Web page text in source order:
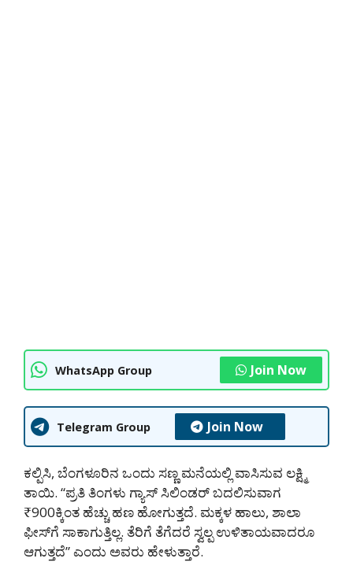
WhatsApp Group Join Now
Telegram Group Join Now
ಕಲ್ಪಿಸಿ, ಬೆಂಗಳೂರಿನ ಒಂದು ಸಣ್ಣ ಮನೆಯಲ್ಲಿ ವಾಸಿಸುವ ಲಕ್ಷ್ಮಿ
ತಾಯಿ. “ಪ್ರತಿ ತಿಂಗಳು ಗ್ಯಾಸ್ ಸಿಲಿಂಡರ್ ಬದಲಿಸುವಾಗ
₹900ಕ್ಕಿಂತ ಹೆಚ್ಚು ಹಣ ಹೋಗುತ್ತದೆ. ಮಕ್ಕಳ ಹಾಲು, ಶಾಲಾ
ಫೀಸ್‌ಗೆ ಸಾಕಾಗುತ್ತಿಲ್ಲ. ತೆರಿಗೆ ತೆಗೆದರೆ ಸ್ವಲ್ಪ ಉಳಿತಾಯವಾದರೂ
ಆಗುತ್ತದೆ” ಎಂದು ಅವರು ಹೇಳುತ್ತಾರೆ.